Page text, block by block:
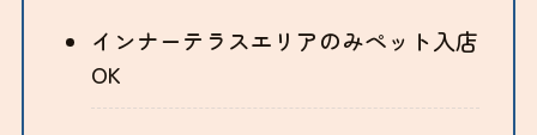
インナーテラスエリアのみペット入店
OK